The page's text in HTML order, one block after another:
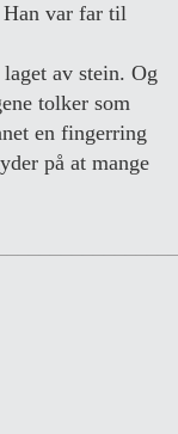
Han var far til
av stein. Og
tolker som
en fingerring
på at mange